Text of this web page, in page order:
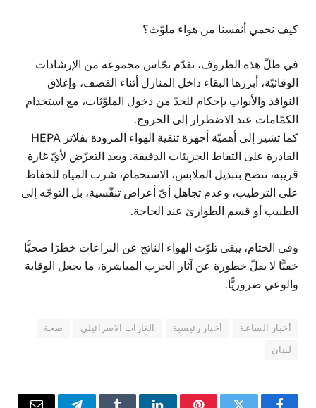
كيف نحمي أنفسنا من هواء ملوّث؟
في ظلّ هذه الظروف، تقدّم نحّاس مجموعة من الإرشادات
الوقائيّة، أبرزها البقاء داخل المنازل أثناء القصف، وإغلاق
النوافذ والأبواب بإحكام للحدّ من دخول الملوّثات، مع استخدام
الكمّامات عند الاضطرار إلى الخروج.
كما تشير إلى أهميّة أجهزة تنقية الهواء المزودة بفلاتر HEPA
القادرة على التقاط الجزيئات الدقيقة. وبعد التعرّض لأيّ غارة
قريبة، تنصح بتبديل الملابس، الاستحمام، شرب المياه للحفاظ
على الترطيب، وعدم تجاهل أيّ أعراض تنفّسية، بل التوجّه إلى
الطبيب أو قسم الطوارئ عند الحاجة.
وفي الختام، يبقى تلوّث الهواء الناتج عن النزاعات خطرًا صحيًّا
خفيًّا لا يقلّ خطورة عن آثار الحرب المباشرة، ما يجعل الوقاية
والوعي ضروريًّا.
أخبار الساعة أخبار رئيسية الغارات الاسرائيلي صحة
لبنان